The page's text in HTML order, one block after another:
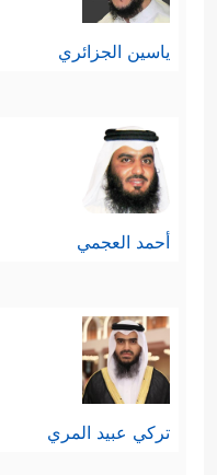
ياسين الجزائري
أحمد العجمي
تركي عبيد المري